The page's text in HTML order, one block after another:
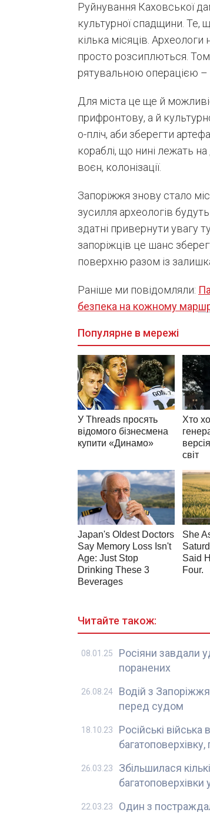
Руйнування Каховської
культурної спадщини. Те,
кілька місяців.
просто розсиплються.
рятувальною операцією
Для міста це ще й
прифронтову, а й
о-пліч, аби зберегти
кораблі, що нині лежать на
воєн, колонізації.
Запоріжжя знову стало
зусилля археологів
здатні привернути увагу
запоріжців це шанс
поверхню разом із
Раніше ми повідомляли:
безпека на кожному
Читайте також:
Росіяни завдали
поранених
08.01.25
Водій з
перед судом
26.08.24
Російські
багатоповерхівку,
18.10.23
Збільшилася
багатоповерхівки
26.03.23
Один з
22.03.23